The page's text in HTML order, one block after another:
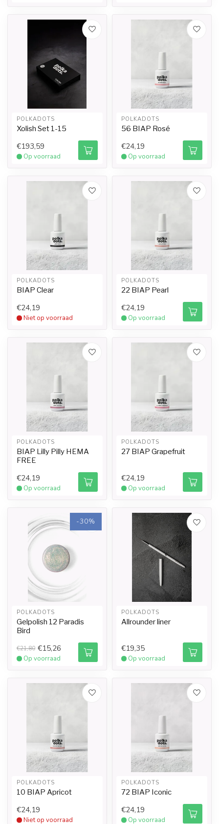
POLKADOTS
Xolish Set 1-15
€193,59
Op voorraad
POLKADOTS
56 BIAP Rosé
€24,19
Op voorraad
POLKADOTS
BIAP Clear
€24,19
Niet op voorraad
POLKADOTS
22 BIAP Pearl
€24,19
Op voorraad
POLKADOTS
BIAP Lilly Pilly HEMA
FREE
€24,19
Op voorraad
POLKADOTS
27 BIAP Grapefruit
€24,19
Op voorraad
-30%
POLKADOTS
Gelpolish 12 Paradis
Bird
€21,80 €15,26
Op voorraad
POLKADOTS
Allrounder liner
€19,35
Op voorraad
POLKADOTS
10 BIAP Apricot
€24,19
Niet op voorraad
POLKADOTS
72 BIAP Iconic
€24,19
Op voorraad